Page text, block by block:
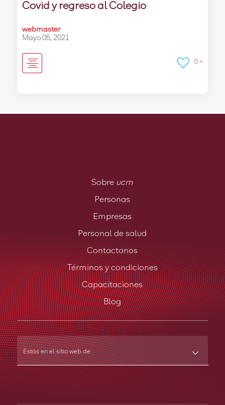
Covid y regreso al Colegio
webmaster
Mayo 05, 2021
0 +
Sobre ucm
Personas
Empresas
Personal de salud
Contactanos
Términos y condiciones
Capacitaciones
Blog
Estás en el sitio web de